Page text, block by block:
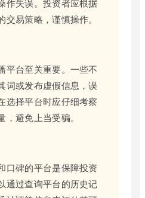
作失误。投资者应根据
交易策略，谨慎操作。
平台至关重要。一些不
词或发布虚假信息，误
选择平台时应仔细考察
避免上当受骗。
口碑的平台是保障投资
通过查询平台的历史记